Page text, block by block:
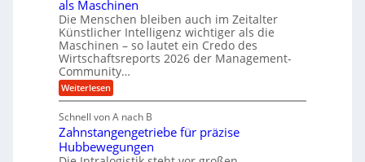
H
y
d
r
a
u
l
k
i
m
a
n
g
l
e
b
i
g
e
K
n
e
s
s
t
e
i
g
e
r
als Maschinen
Die Menschen bleiben auch im Zeitalter
Künstlicher Intelligenz wichtiger als die
Maschinen – so lautet ein Credo des
Wirtschaftsreports 2026 der Management-
Community…
Weiterlesen:
M
n
s
c
h
Schnell von A nach B
Zahnstangengetriebe für präzise
Hubbewegungen